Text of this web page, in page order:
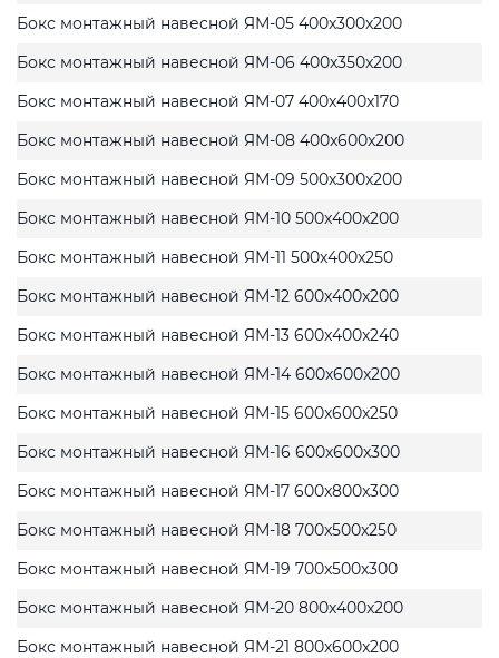
Бокс монтажный навесной ЯМ-05 400x300x200
Бокс монтажный навесной ЯМ-06 400x350x200
Бокс монтажный навесной ЯМ-07 400x400x170
Бокс монтажный навесной ЯМ-08 400x600x200
Бокс монтажный навесной ЯМ-09 500x300x200
Бокс монтажный навесной ЯМ-10 500x400x200
Бокс монтажный навесной ЯМ-11 500x400x250
Бокс монтажный навесной ЯМ-12 600x400x200
Бокс монтажный навесной ЯМ-13 600x400x240
Бокс монтажный навесной ЯМ-14 600x600x200
Бокс монтажный навесной ЯМ-15 600x600x250
Бокс монтажный навесной ЯМ-16 600x600x300
Бокс монтажный навесной ЯМ-17 600x800x300
Бокс монтажный навесной ЯМ-18 700x500x250
Бокс монтажный навесной ЯМ-19 700x500x300
Бокс монтажный навесной ЯМ-20 800x400x200
Бокс монтажный навесной ЯМ-21 800x600x200